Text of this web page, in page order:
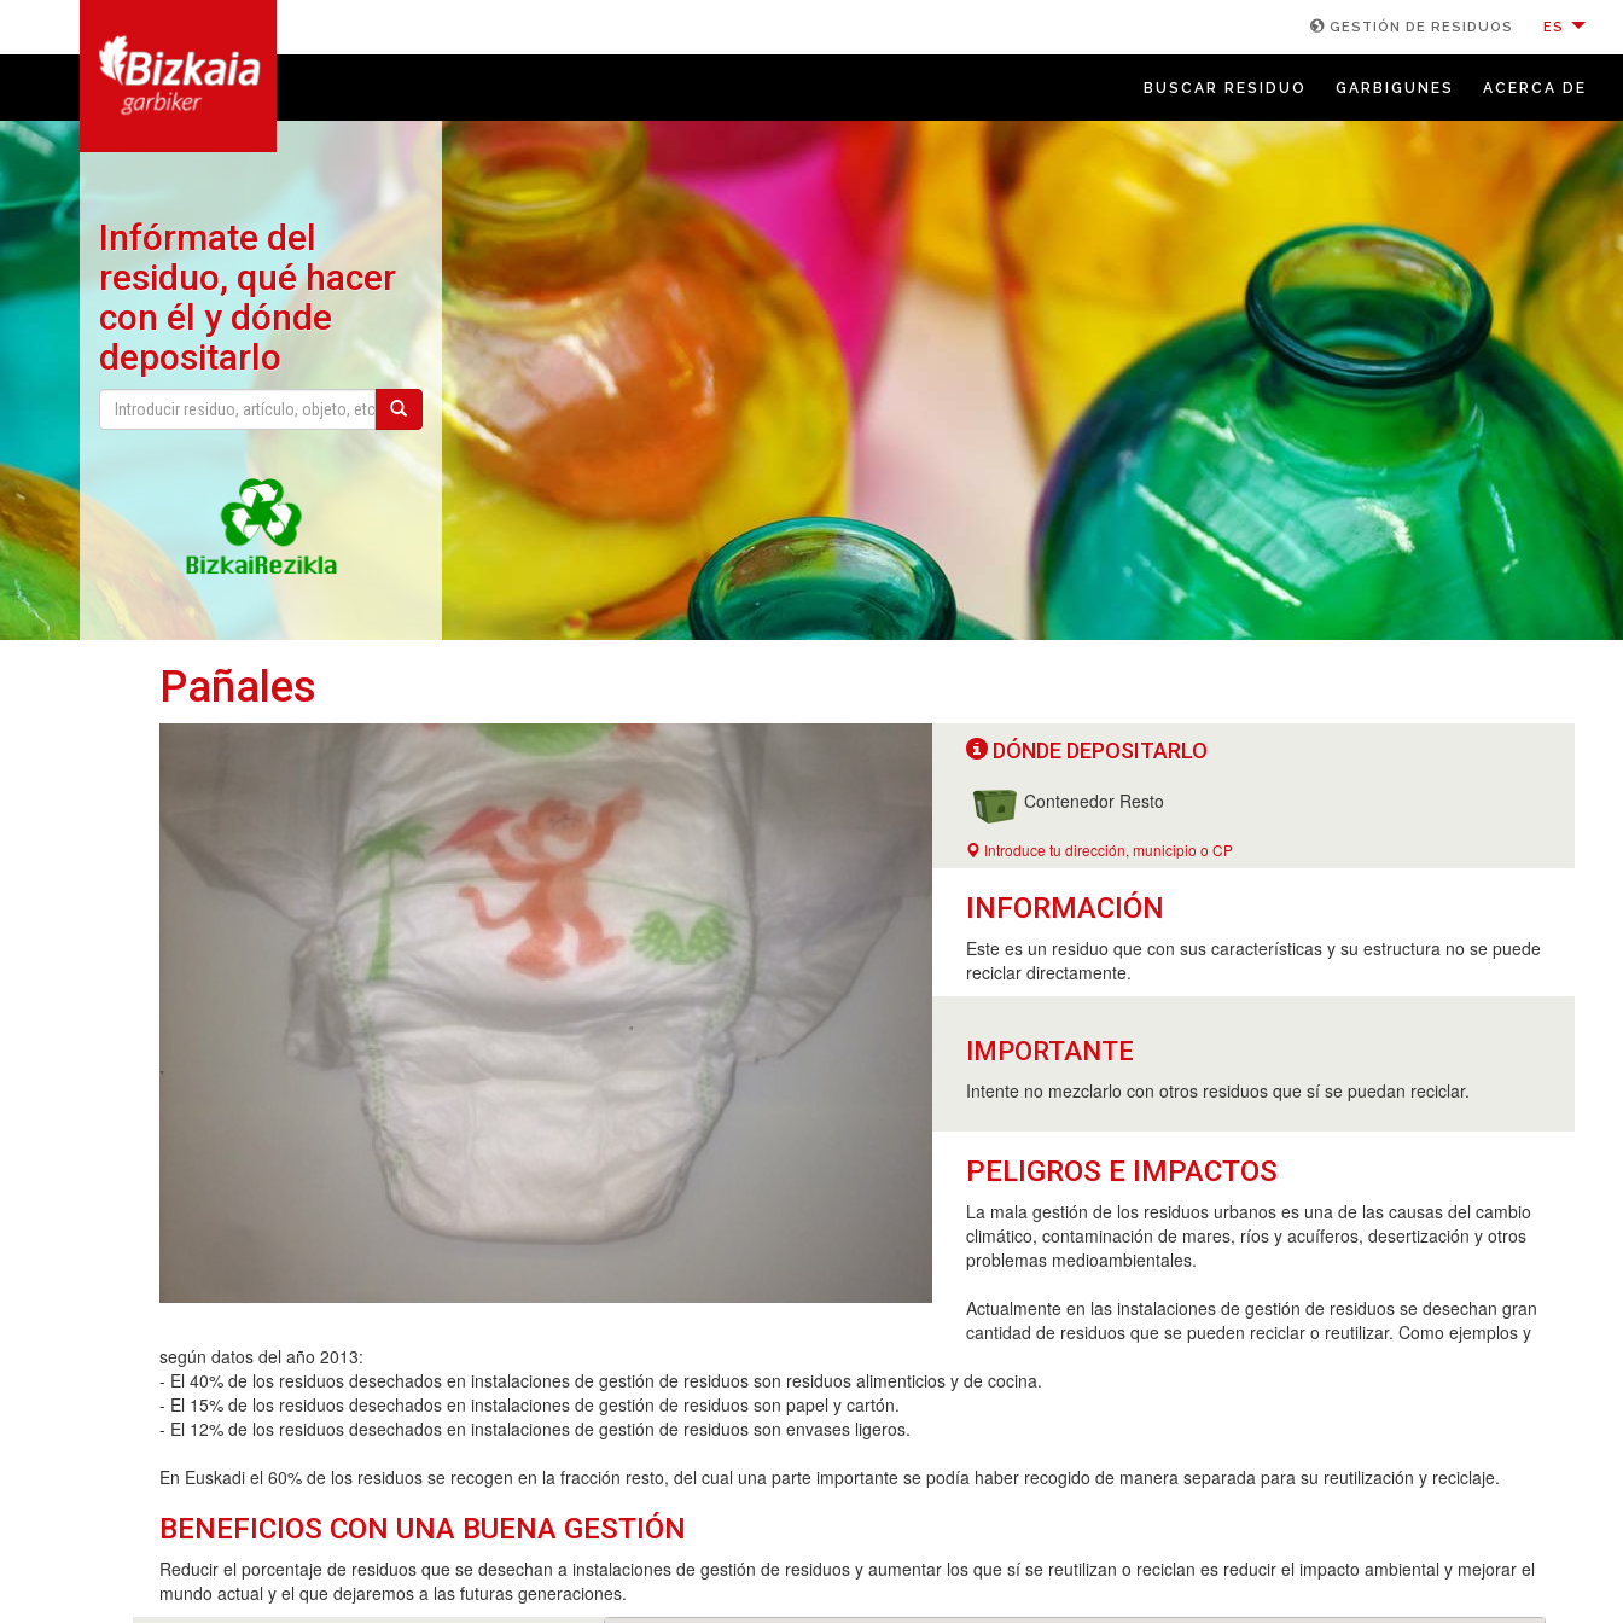
GESTIÓN DE RESIDUOS ES
BUSCAR RESIDUO GARBIGUNES ACERCA DE
Infórmate del
residuo, qué hacer
con él y dónde
depositarlo
Pañales
DÓNDE DEPOSITARLO
Contenedor Resto
Introduce tu dirección, municipio o CP
INFORMACIÓN
Este es un residuo que con sus características y su estructura no se puede
reciclar directamente.
IMPORTANTE
Intente no mezclarlo con otros residuos que sí se puedan reciclar.
PELIGROS E IMPACTOS
La mala gestión de los residuos urbanos es una de las causas del cambio
climático, contaminación de mares, ríos y acuíferos, desertización y otros
problemas medioambientales.
Actualmente en las instalaciones de gestión de residuos se desechan gran
cantidad de residuos que se pueden reciclar o reutilizar. Como ejemplos y
según datos del año 2013:
- El 40% de los residuos desechados en instalaciones de gestión de residuos son residuos alimenticios y de cocina.
- El 15% de los residuos desechados en instalaciones de gestión de residuos son papel y cartón.
- El 12% de los residuos desechados en instalaciones de gestión de residuos son envases ligeros.
En Euskadi el 60% de los residuos se recogen en la fracción resto, del cual una parte importante se podía haber recogido de manera separada para su reutilización y reciclaje.
BENEFICIOS CON UNA BUENA GESTIÓN
Reducir el porcentaje de residuos que se desechan a instalaciones de gestión de residuos y aumentar los que sí se reutilizan o reciclan es reducir el impacto ambiental y mejorar el
mundo actual y el que dejaremos a las futuras generaciones.